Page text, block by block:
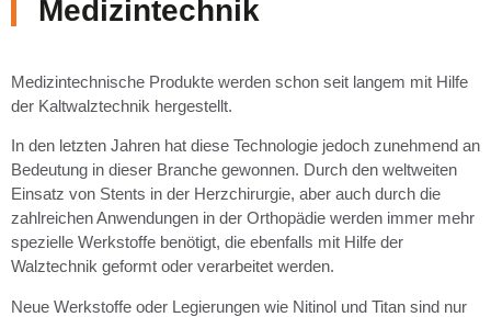
Medizintechnik
Medizintechnische Produkte werden schon seit langem mit Hilfe
der Kaltwalztechnik hergestellt.
In den letzten Jahren hat diese Technologie jedoch zunehmend an
Bedeutung in dieser Branche gewonnen. Durch den weltweiten
Einsatz von Stents in der Herzchirurgie, aber auch durch die
zahlreichen Anwendungen in der Orthopädie werden immer mehr
spezielle Werkstoffe benötigt, die ebenfalls mit Hilfe der
Walztechnik geformt oder verarbeitet werden.
Neue Werkstoffe oder Legierungen wie Nitinol und Titan sind nur